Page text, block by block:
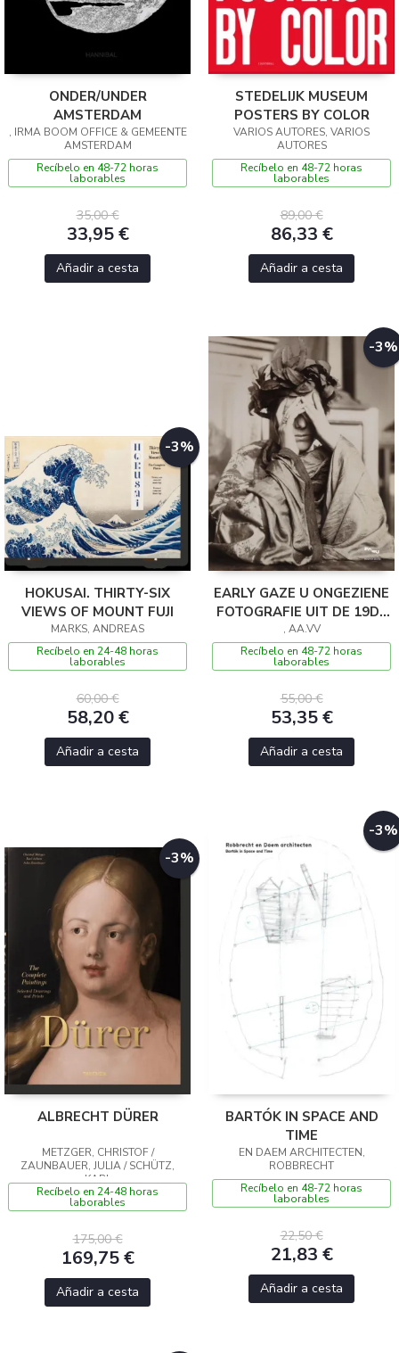
ONDER/UNDER
AMSTERDAM
, IRMA BOOM OFFICE & GEMEENTE
AMSTERDAM
Recíbelo en 48-72 horas
laborables
35,00 €
33,95 €
Añadir a cesta
STEDELIJK MUSEUM
POSTERS BY COLOR
VARIOS AUTORES, VARIOS
AUTORES
Recíbelo en 48-72 horas
laborables
89,00 €
86,33 €
Añadir a cesta
-3%
HOKUSAI. THIRTY-SIX
VIEWS OF MOUNT FUJI
MARKS, ANDREAS
Recíbelo en 24-48 horas
laborables
60,00 €
58,20 €
Añadir a cesta
-3%
EARLY GAZE U ONGEZIENE
FOTOGRAFIE UIT DE 19DE
EEUW
, AA.VV
Recíbelo en 48-72 horas
laborables
55,00 €
53,35 €
Añadir a cesta
-3%
ALBRECHT DÜRER
METZGER, CHRISTOF /
ZAUNBAUER, JULIA / SCHÜTZ,
KARL
Recíbelo en 24-48 horas
laborables
175,00 €
169,75 €
Añadir a cesta
-3%
BARTÓK IN SPACE AND
TIME
EN DAEM ARCHITECTEN,
ROBBRECHT
Recíbelo en 48-72 horas
laborables
22,50 €
21,83 €
Añadir a cesta